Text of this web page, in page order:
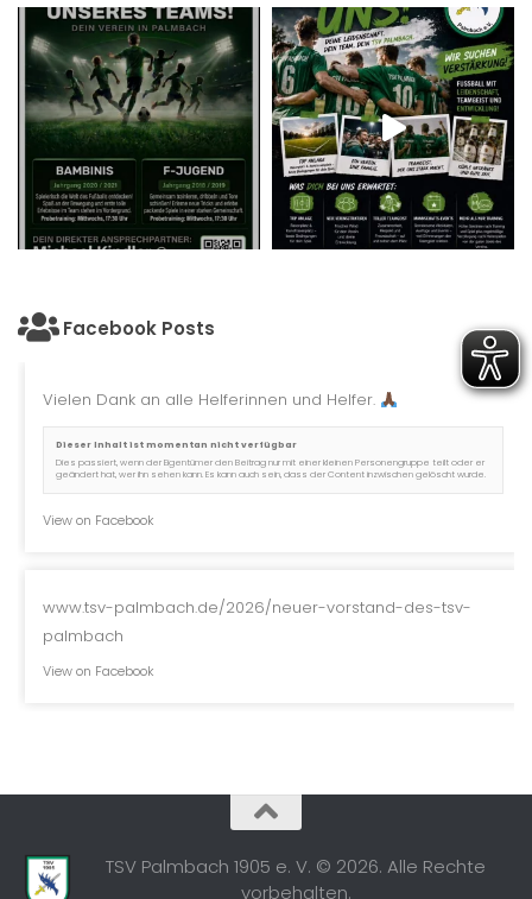
Facebook Posts
Vielen Dank an alle Helferinnen und Helfer.
Dieser Inhalt ist momentan nicht verfügbar
Dies passiert, wenn der Eigentümer den Beitrag nur mit einer kleinen Personengruppe teilt oder er
geändert hat, wer ihn sehen kann. Es kann auch sein, dass der Content inzwischen gelöscht wurde.
View on Facebook
www.tsv-palmbach.de/2026/neuer-vorstand-des-tsv-
palmbach
View on Facebook
TSV Palmbach 1905 e. V. © 2026. Alle Rechte
vorbehalten.